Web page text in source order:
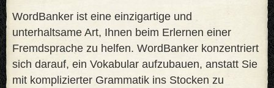
WordBanker ist eine einzigartige und
unterhaltsame Art, Ihnen beim Erlernen einer
Fremdsprache zu helfen. WordBanker konzentriert
sich darauf, ein Vokabular aufzubauen, anstatt Sie
mit komplizierter Grammatik ins Stocken zu